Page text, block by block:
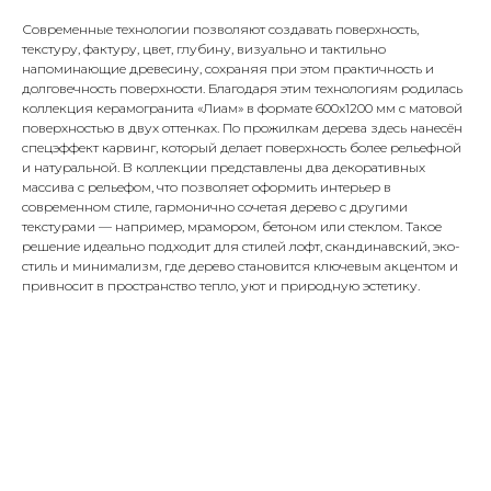
Современные технологии позволяют создавать поверхность,
текстуру, фактуру, цвет, глубину, визуально и тактильно
напоминающие древесину, сохраняя при этом практичность и
долговечность поверхности. Благодаря этим технологиям родилась
коллекция керамогранита «Лиам» в формате 600x1200 мм с матовой
поверхностью в двух оттенках. По прожилкам дерева здесь нанесён
спецэффект карвинг, который делает поверхность более рельефной
и натуральной. В коллекции представлены два декоративных
массива с рельефом, что позволяет оформить интерьер в
современном стиле, гармонично сочетая дерево с другими
текстурами — например, мрамором, бетоном или стеклом. Такое
решение идеально подходит для стилей лофт, скандинавский, эко-
стиль и минимализм, где дерево становится ключевым акцентом и
привносит в пространство тепло, уют и природную эстетику.